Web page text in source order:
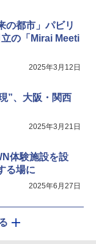
の都市」パビリ
の「Mirai Meeti
2025年3月12日
”、大阪・関西
2025年3月21日
体験施設を設
る場に
2025年6月27日